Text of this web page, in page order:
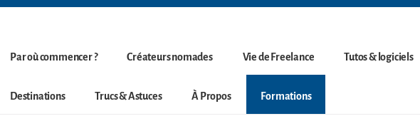
Par où commencer ? Créateurs nomades Vie de Freelance Tutos & logiciels
Destinations Trucs & Astuces À Propos Formations